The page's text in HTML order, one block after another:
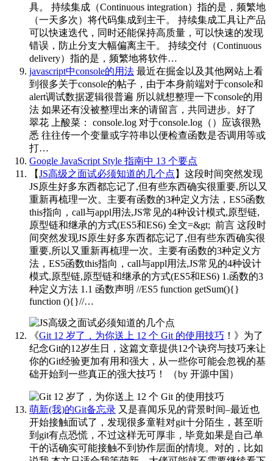
具。 持续集成（Continuous integration）指的是，频繁地
（一天多次）将代码集成到主干。 持续集成工具让产品
可以快速迭代，同时还能保持高质量，可以快速的发现
错误，防止分支大幅偏离主干。 持续交付（Continuous
delivery）指的是，频繁地将软件…
javascript中console的用法 最近在掘金以及其他网站上看
到很多关于console的帖子，由于本身前端对于console和
alert调试数据逻辑很普遍 所以就想整理一下console的用
法 如果还有没被整理出来的请留言，共同进步。好了
翠花 上酸菜： console.log 对于console.log（）应该很熟
悉 往往传一个变量或字符串以便检查函数是否调用等或
打…
Google JavaScript Style 指南中 13 个要点
【JS高级之面试必须知道的几个点 】这段时间突然发现
JS原生好多东西都忘记了,但有些东西确实很重要,所以又
重新再梳理一次。主要有函数的3种定义方法，ES5函数
this指向，call与appl用法,JS常见的4种设计模式,原型链,
原型链和继承的方式(ES5和ES6) 全文=&gt; ​​​ 前言 这段时
间突然发现JS原生好多东西都忘记了,但有些东西确实很
重要,所以又重新再梳理一次。主要有函数的3种定义方
法，ES5函数this指向，call与appl用法,JS常见的4种设计
模式,原型链,原型链和继承的方式(ES5和ES6) 1.函数的3
种定义方法 1.1 函数声明 //ES5 function getSum(){}
function (){}//…
《Git 12 岁了，为你送上 12 个 Git 的使用技巧 ！》为了
纪念Git的12岁生日，这篇文章提供12个诀窍与技巧来让
你的Git经验更加有用和强大，从一些你可能会忽视的基
础开始到一些真正的强大技巧！
（by 开源中国） ​​​
萌新(我)的Git备忘录 又是喜闻乐见的背景时间–最近也
开始接触面试了，发现很多童鞋对git十分陌生，甚至听
到git有点恐慌，不过这样无可厚非，毕竟如果是自己单
干的话确实可能接触不到协作层面的情境。对的，比如